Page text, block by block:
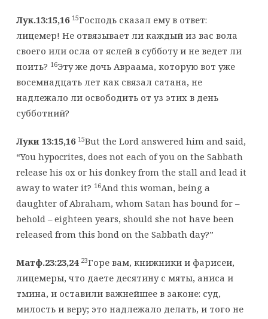
Лук.13:15,16 15Господь сказал ему в ответ:
лицемер! Не отвязывает ли каждый из вас вола
своего или осла от яслей в субботу и не ведет ли
поить? 16Эту же дочь Авраама, которую вот уже
восемнадцать лет как связал сатана, не
надлежало ли освободить от уз этих в день
субботний?
Луки 13:15,16 15But the Lord answered him and said,
“You hypocrites, does not each of you on the Sabbath
release his ox or his donkey from the stall and lead it
away to water it? 16And this woman, being a
daughter of Abraham, whom Satan has bound for –
behold – eighteen years, should she not have been
released from this bond on the Sabbath day?”
Матф.23:23,24 23Горе вам, книжники и фарисеи,
лицемеры, что даете десятину с мяты, аниса и
тмина, и оставили важнейшее в законе: суд,
милость и веру; это надлежало делать, и того не